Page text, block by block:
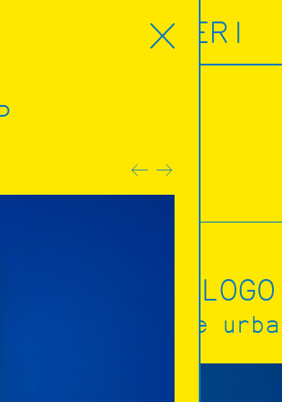
ORERI
CATALOGO
Architettura e